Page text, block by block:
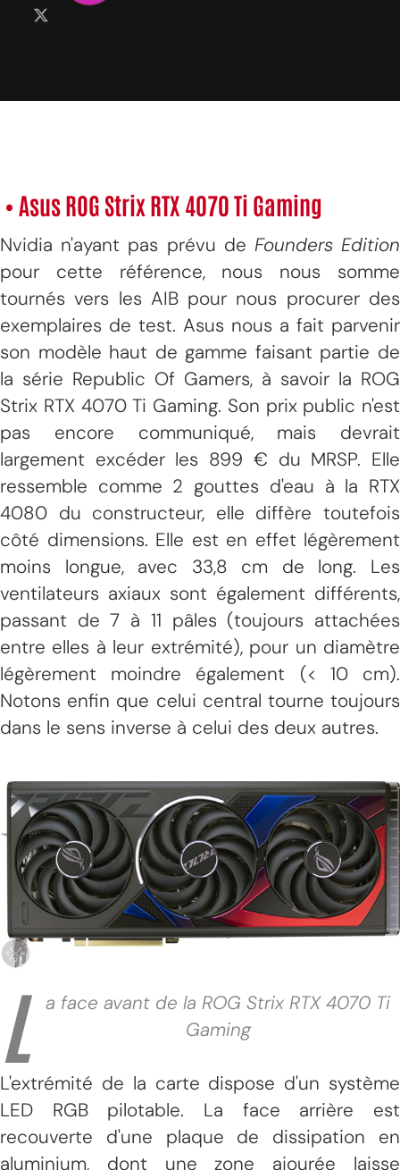
• Asus ROG Strix RTX 4070 Ti Gaming
Nvidia n'ayant pas prévu de Founders Edition
pour cette référence, nous nous somme
tournés vers les AIB pour nous procurer des
exemplaires de test. Asus nous a fait parvenir
son modèle haut de gamme faisant partie de
la série Republic Of Gamers, à savoir la ROG
Strix RTX 4070 Ti Gaming. Son prix public n'est
pas encore communiqué, mais devrait
largement excéder les 899 € du MRSP. Elle
ressemble comme 2 gouttes d'eau à la RTX
4080 du constructeur, elle diffère toutefois
côté dimensions. Elle est en effet légèrement
moins longue, avec 33,8 cm de long. Les
ventilateurs axiaux sont également différents,
passant de 7 à 11 pâles (toujours attachées
entre elles à leur extrémité), pour un diamètre
légèrement moindre également (< 10 cm).
Notons enfin que celui central tourne toujours
dans le sens inverse à celui des deux autres.
L
a face avant de la ROG Strix RTX 4070 Ti
Gaming
L'extrémité de la carte dispose d'un système
LED RGB pilotable. La face arrière est
recouverte d'une plaque de dissipation en
aluminium, dont une zone ajourée laisse